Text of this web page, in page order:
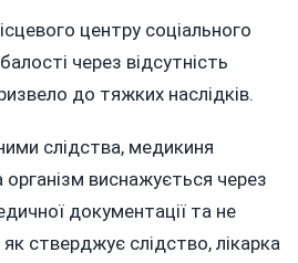
центру соціального
через відсутність
до тяжких наслідків.
слідства, медикиня
організм виснажується через
документації та не
стверджує слідство, лікарка